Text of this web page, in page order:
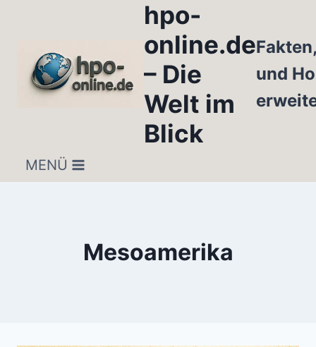
hpo-
online.de
– Die
Welt im
Blick
und
MENÜ
Mesoamerika